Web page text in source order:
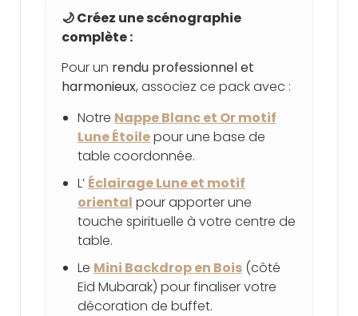
🌙 Créez une scénographie
complète :
Pour un rendu professionnel et
harmonieux, associez ce pack avec :
Notre Nappe Blanc et Or motif
Lune Étoilepour une base de
table coordonnée.
L’ Éclairage Lune et motif
oriental pour apporter une
touche spirituelle à votre centre de
table.
Le Mini Backdrop en Bois (côté
Eid Mubarak) pour finaliser votre
décoration de buffet.